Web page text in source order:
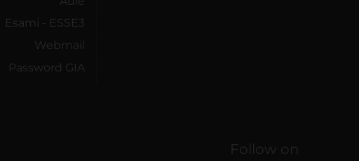
Esami - ESSE3
Webmail
Password GIA
Follow on